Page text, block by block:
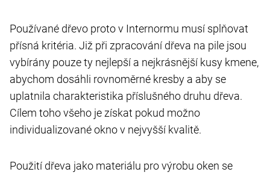
Používané dřevo proto v Internormu musí splňovat
přísná kritéria. Již při zpracování dřeva na pile jsou
vybírány pouze ty nejlepší a nejkrásnější kusy kmene,
abychom dosáhli rovnoměrné kresby a aby se
uplatnila charakteristika příslušného druhu dřeva.
Cílem toho všeho je získat pokud možno
individualizované okno v nejvyšší kvalitě.
Použití dřeva jako materiálu pro výrobu oken se